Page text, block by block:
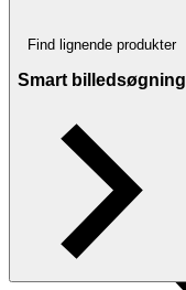
Find lignende produkter
Smart billedsøgning